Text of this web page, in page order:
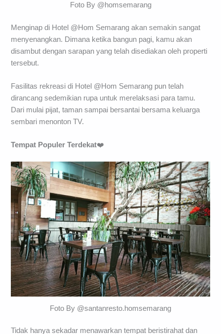
Foto By @homsemarang
Menginap di Hotel @Hom Semarang akan semakin sangat
menyenangkan. Dimana ketika bangun pagi, kamu akan
disambut dengan sarapan yang telah disediakan oleh properti
tersebut.
Fasilitas rekreasi di Hotel @Hom Semarang pun telah
dirancang sedemikian rupa untuk merelaksasi para tamu.
Dari mulai pijat, taman sampai bersantai bersama keluarga
sembari menonton TV.
Tempat Populer Terdekat❤️
Foto By @santanresto.homsemarang
Tidak hanya sekadar menawarkan tempat beristirahat dan